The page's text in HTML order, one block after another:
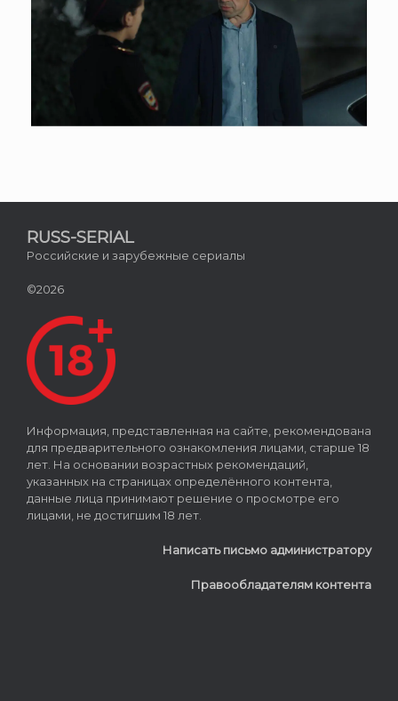
RUSS-SERIAL
Российские и зарубежные сериалы
©2026
Информация, представленная на сайте, рекомендована
для предварительного ознакомления лицами, старше 18
лет. На основании возрастных рекомендаций,
указанных на страницах определённого контента,
данные лица принимают решение о просмотре его
лицами, не достигшим 18 лет.
Написать письмо администратору
Правообладателям контента